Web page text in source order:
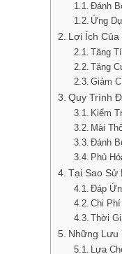
Đánh
Ứng
Lợi Ích
Tăng
Tăng
Giảm
Quy Trình
Kiểm
Mài
Đánh
Phủ
Tại Sao Sử
Đáp
Chi
Thời
Những Lưu
Lựa